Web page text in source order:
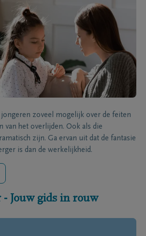
zoveel mogelijk over de feiten
van het overlijden. Ook als die
zijn. Ga ervan uit dat de fantasie
is dan de werkelijkheid.
Jouw gids in rouw